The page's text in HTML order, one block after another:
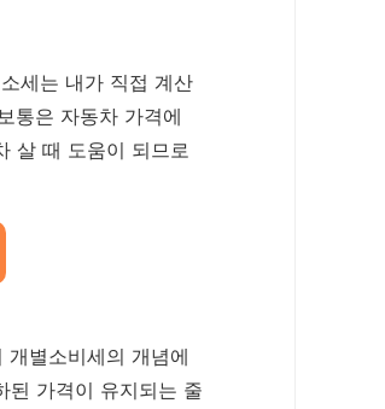
세는 내가 직접 계산
통은 자동차 가격에
살 때 도움이 되므로
별소비세의 개념에
된 가격이 유지되는 줄